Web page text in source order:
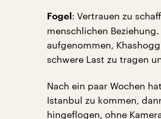
Fogel : Vertrauen zu
menschlichen
aufgenommen,
schwere Last zu tragen
Nach ein paar Wochen
Istanbul zu kommen,
hingeflogen, ohne